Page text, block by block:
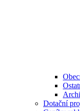
Dotační